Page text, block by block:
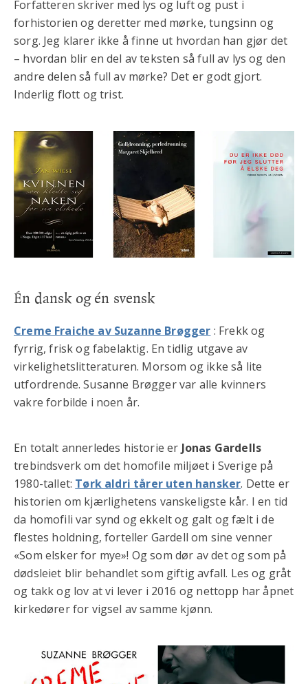
Forfatteren skriver med lys og luft og pust i
forhistorien og deretter med mørke, tungsinn og
sorg. Jeg klarer ikke å finne ut hvordan han gjør det
– hvordan blir en del av teksten så full av lys og den
andre delen så full av mørke? Det er godt gjort.
Inderlig flott og trist.
Én dansk og én svensk
Creme Fraiche av Suzanne Brøgger : Frekk og
fyrrig, frisk og fabelaktig. En tidlig utgave av
virkelighetslitteraturen. Morsom og ikke så lite
utfordrende. Susanne Brøgger var alle kvinners
vakre forbilde i noen år.
En totalt annerledes historie er Jonas Gardells
trebindsverk om det homofile miljøet i Sverige på
1980-tallet: Tørk aldri tårer uten hansker. Dette er
historien om kjærlighetens vanskeligste kår. I en tid
da homofili var synd og ekkelt og galt og fælt i de
flestes holdning, forteller Gardell om sine venner
«Som elsker for mye»! Og som dør av det og som på
dødsleiet blir behandlet som giftig avfall. Les og gråt
og takk og lov at vi lever i 2016 og nettopp har åpnet
kirkedører for vigsel av samme kjønn.